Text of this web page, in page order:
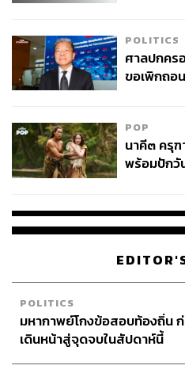
POLITICS
ศาลปกคร
ขอเพิกถอ
POP
นาคี๓ ครุ
พร้อมปักวั
POLITICS
มหากาพย์โกงข้อสอบท้องถิ่น
เดินหน้าสู่จุดจบในสัปดาห์นี้